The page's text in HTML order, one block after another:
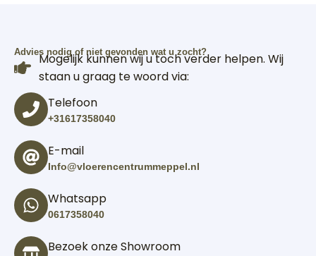
Advies nodig of niet gevonden wat u zocht?
Mogelijk kunnen wij u toch verder helpen. Wij
staan u graag te woord via:
Telefoon
+31617358040
E-mail
Info@vloerencentrummeppel.nl
Whatsapp
0617358040
Bezoek onze Showroom